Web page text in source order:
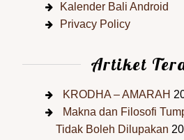
Kalender Bali Android
Privacy Policy
Artiket
KRODHA – AMARAH
Makna dan Filosofi
Tidak Boleh Dilupakan